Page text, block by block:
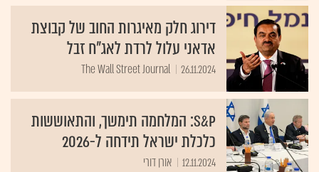
דירוג חלק מאיגרות החוב של קבוצת
אדאני עלול לרדת לאג"ח זבל
26.11.2024
The Wall Street Journal
S&P: המלחמה תימשך, והתאוששות
כלכלת ישראל תידחה ל-2026
12.11.2024 אורן דורי